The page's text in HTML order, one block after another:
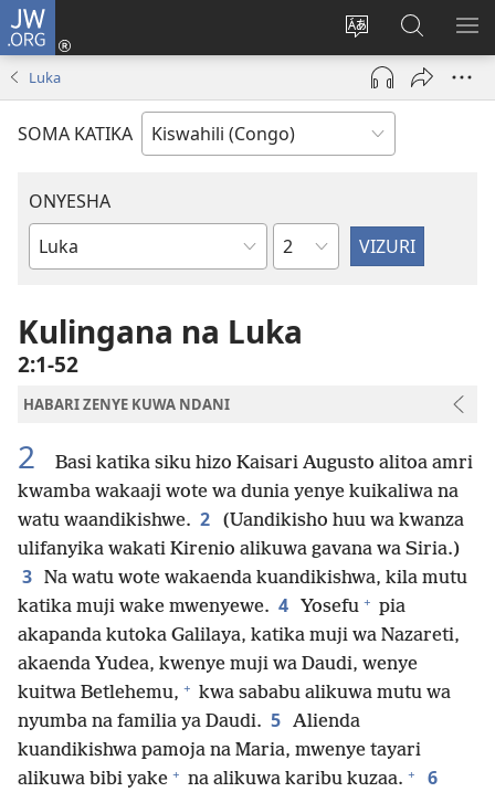
JW.ORG
Badili
luga
ya
adresi
Ingia
(opens
window)
Tafuta
ku
JW.ORG
Luka
SOMA KATIKA
ONYESHA
Vitabu
Biblia
Sura
Kulingana na Luka
2:1-52
HABARI ZENYE KUWA NDANI
2
Basi katika siku hizo Kaisari Augusto alitoa amri
kwamba wakaaji wote wa dunia yenye kuikaliwa na
watu waandikishwe. 2
(Uandikisho huu wa kwanza
ulifanyika wakati Kirenio alikuwa gavana wa Siria.)
3 Na watu wote wakaenda kuandikishwa, kila mutu
katika muji wake mwenyewe. 4 Yosefu + pia
akapanda kutoka Galilaya, katika muji wa Nazareti,
akaenda Yudea, kwenye muji wa Daudi, wenye
kuitwa Betlehemu, + kwa sababu alikuwa mutu wa
nyumba na familia ya Daudi. 5 Alienda
kuandikishwa pamoja na Maria, mwenye tayari
alikuwa bibi yake + na alikuwa karibu kuzaa. + 6